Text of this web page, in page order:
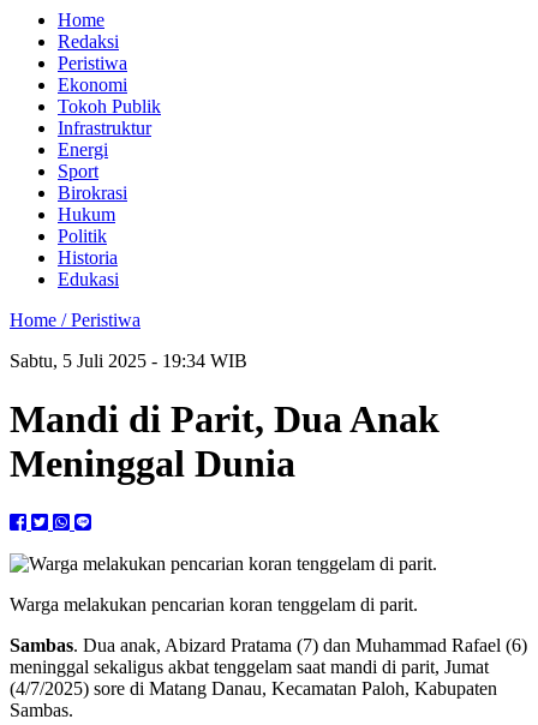
Home
Redaksi
Peristiwa
Ekonomi
Tokoh Publik
Infrastruktur
Energi
Sport
Birokrasi
Hukum
Politik
Historia
Edukasi
Home /Peristiwa
Sabtu, 5 Juli 2025 - 19:34 WIB
Mandi di Parit, Dua Anak
Meninggal Dunia
Warga melakukan pencarian koran tenggelam di parit.
Sambas. Dua anak, Abizard Pratama (7) dan Muhammad Rafael (6)
meninggal sekaligus akbat tenggelam saat mandi di parit, Jumat
(4/7/2025) sore di Matang Danau, Kecamatan Paloh, Kabupaten
Sambas.